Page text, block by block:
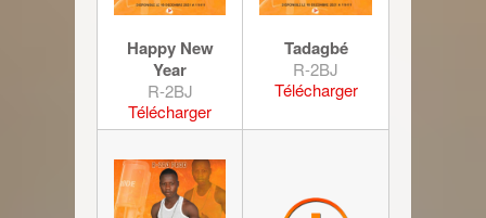
Happy New
Year
R-2BJ
Télécharger
Tadagbé
R-2BJ
Télécharger